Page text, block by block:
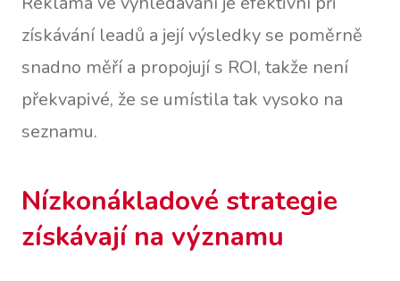
získávání leadů a její výsledky se poměrně
snadno měří a propojují s ROI, takže není
překvapivé, že se umístila tak vysoko na
seznamu.
Nízkonákladové strategie
získávají na významu